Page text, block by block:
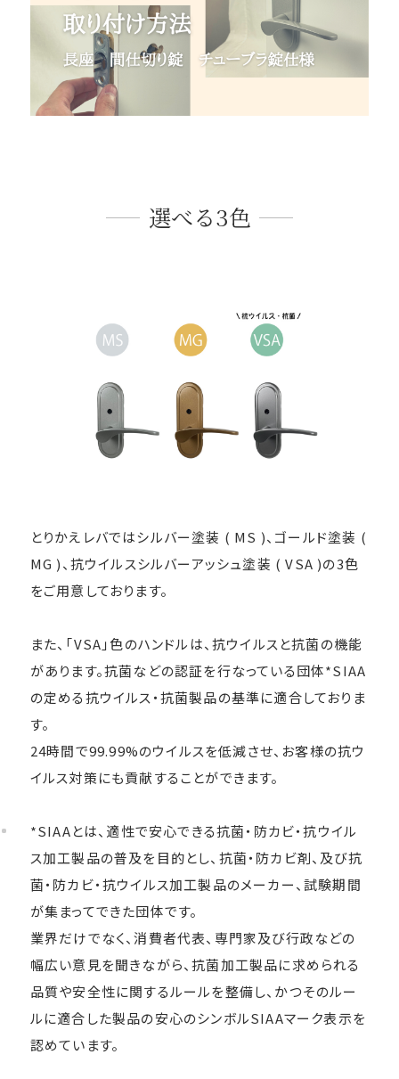
お買い物を続ける カートへ進む
選べる3色
とりかえレバではシルバー塗装 ( MS )、ゴールド塗装 (
MG )、抗ウイルスシルバーアッシュ塗装 ( VSA )の3色
をご用意しております。
また、「VSA」色のハンドルは、抗ウイルスと抗菌の機能
があります。抗菌などの認証を行なっている団体*SIAA
の定める抗ウイルス・抗菌製品の基準に適合しておりま
す。
24時間で99.99%のウイルスを低減させ、お客様の抗ウ
イルス対策にも貢献することができます。
*SIAAとは、適性で安心できる抗菌・防カビ・抗ウイル
ス加工製品の普及を目的とし、抗菌・防カビ剤、及び抗
菌・防カビ・抗ウイルス加工製品のメーカー、試験期間
が集まってできた団体です。
業界だけでなく、消費者代表、専門家及び行政などの
幅広い意見を聞きながら、抗菌加工製品に求められる
品質や安全性に関するルールを整備し、かつそのルー
ルに適合した製品の安心のシンボルSIAAマーク表示を
認めています。